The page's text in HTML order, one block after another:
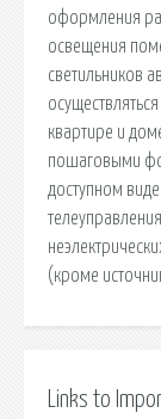
оформления
освещения
светильников
квартире и
пошаговыми
доступном
(кроме
Links to